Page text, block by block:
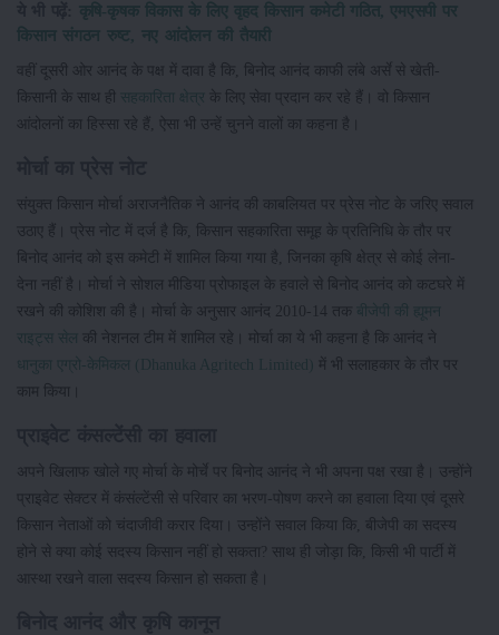
कृषि-कृषक विकास के लिए वृहद किसान कमेटी गठित, एमएसपी पर
किसान संगठन रुष्ट, नए आंदोलन की तैयारी
वहीं दूसरी ओर आनंद के पक्ष में दावा है कि, बिनोद आनंद काफी लंबे अर्से से खेती-
किसानी के साथ ही
सहकारिता क्षेत्र के लिए सेवा प्रदान कर रहे हैं। वो किसान
आंदोलनों का हिस्सा रहे हैं, ऐसा भी उन्हें चुनने वालों का कहना है।
संयुक्त किसान मोर्चा अराजनैतिक ने आनंद की काबलियत पर प्रेस नोट के जरिए सवाल
उठाए हैं। प्रेस नोट में दर्ज है कि, किसान सहकारिता समूह के प्रतिनिधि के तौर पर
बिनोद आनंद को इस कमेटी में शामिल किया गया है, जिनका कृषि क्षेत्र से कोई लेना-
देना नहीं है। मोर्चा ने सोशल मीडिया प्रोफाइल के हवाले से बिनोद आनंद को कटघरे में
रखने की कोशिश की है। मोर्चा के अनुसार आनंद 2010-14 तक
बीजेपी की ह्यूमन
राइट्स सेल की नेशनल टीम में शामिल रहे। मोर्चा का ये भी कहना है कि आनंद ने
धानुका एग्रो-केमिकल (Dhanuka Agritech Limited) में भी सलाहकार के तौर पर
काम किया।
अपने खिलाफ खोले गए मोर्चा के मोर्चे पर बिनोद आनंद ने भी अपना पक्ष रखा है। उन्होंने
प्राइवेट सेक्टर में कंसंल्टेंसी से परिवार का भरण-पोषण करने का हवाला दिया एवं दूसरे
किसान नेताओं को चंदाजीवी करार दिया। उन्होंने सवाल किया कि, बीजेपी का सदस्य
होने से क्या कोई सदस्य किसान नहीं हो सकता? साथ ही जोड़ा कि, किसी भी पार्टी में
आस्था रखने वाला सदस्य किसान हो सकता है।